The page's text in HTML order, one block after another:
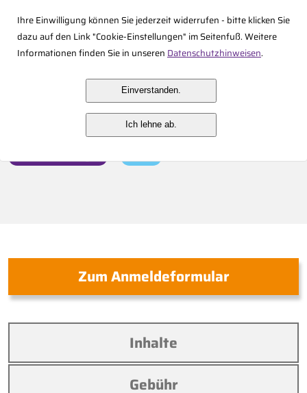
Ihre Einwilligung können Sie jederzeit widerrufen - bitte klicken Sie
dazu auf den Link "Cookie-Einstellungen" im Seitenfuß. Weitere
Informationen finden Sie in unseren Datenschutzhinweisen.
Einverstanden.
Ich lehne ab.
03.09.2026 14:00 - 16:45 Uhr,
Online-Seminar: Vollmachten
als Gestaltungsinstrument in
der Nachlassplanung
Zum Anmeldeformular
Inhalte
Gebühr